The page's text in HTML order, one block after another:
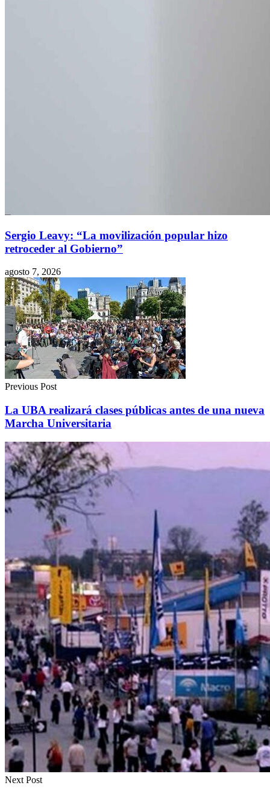
Sergio Leavy: “La movilización popular hizo
retroceder al Gobierno”
agosto 7, 2026
Previous Post
La UBA realizará clases públicas antes de una nueva
Marcha Universitaria
Next Post